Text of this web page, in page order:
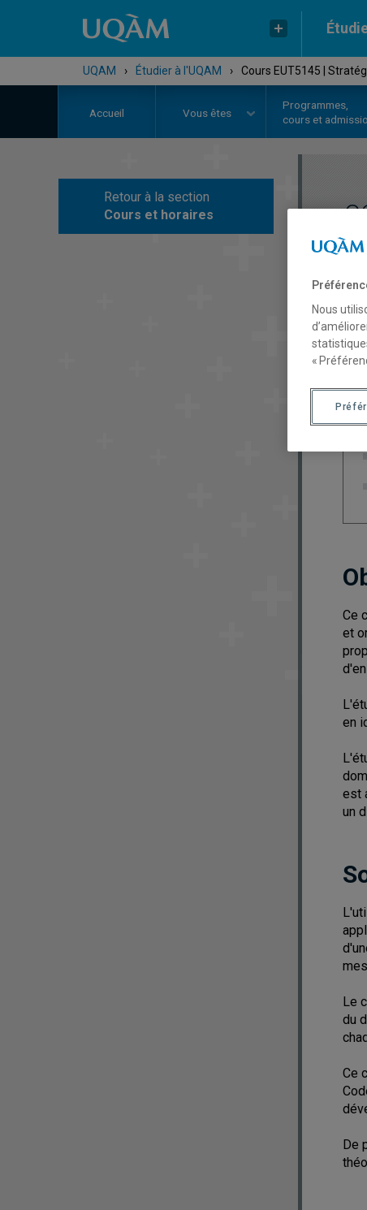
UQAM › Étudier à l'UQAM › Cours EUT5145 |
Accueil Vous êtes
Programmes,
cours et
Retour à la section
Cours et horaires
Ce
et
en
est
un
Le
du
Ce
De
Nous
«